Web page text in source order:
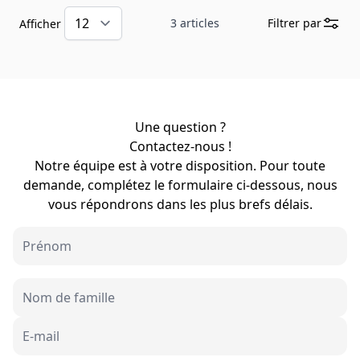
3 articles
Afficher Filtrer par
Une question ?
Contactez-nous !
Notre équipe est à votre disposition. Pour toute
demande, complétez le formulaire ci-dessous, nous
vous répondrons dans les plus brefs délais.